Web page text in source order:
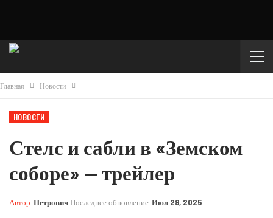
Главная Новости
НОВОСТИ
Стелс и сабли в «Земском
соборе» — трейлер
Автор ПетровичПоследнее обновление Июл 29, 2025